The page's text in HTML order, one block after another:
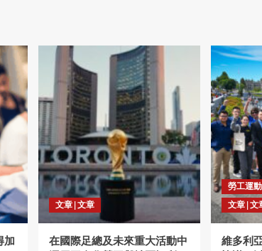
加
文章 | 文章
在國際足總及未來重大活動中
勞工運
文章 | 文
維多利